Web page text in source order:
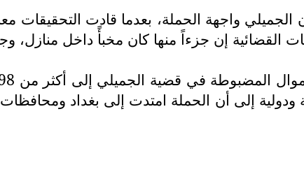
واجهة الحملة، بعدما قادت
القضائية إن جزءاً منها كان مخبأً داخل منازل،
ودولية إلى أن الحملة امتدت إلى بغداد